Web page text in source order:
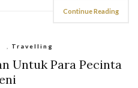
Continue Reading
Travelling
Untuk Para Pecinta